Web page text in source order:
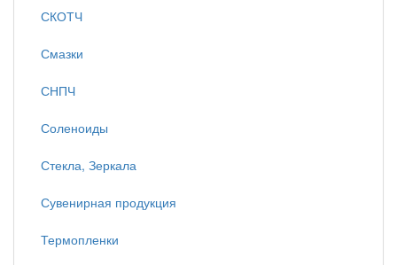
СКОТЧ
Смазки
СНПЧ
Соленоиды
Стекла, Зеркала
Сувенирная продукция
Термопленки